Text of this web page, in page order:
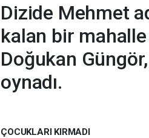
Dizide Mehmet
kalan bir mahalle
Doğukan
oynadı.
ÇOCUKLARI KIRMADI